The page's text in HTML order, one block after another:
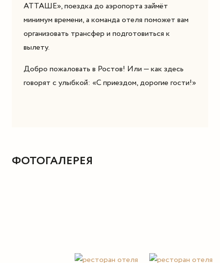
АТТАШЕ», поездка до аэропорта займёт
минимум времени, а команда отеля поможет вам
организовать трансфер и подготовиться к
вылету.
Добро пожаловать в Ростов! Или — как здесь
говорят с улыбкой: «С приездом, дорогие гости!»
ФОТОГАЛЕРЕЯ